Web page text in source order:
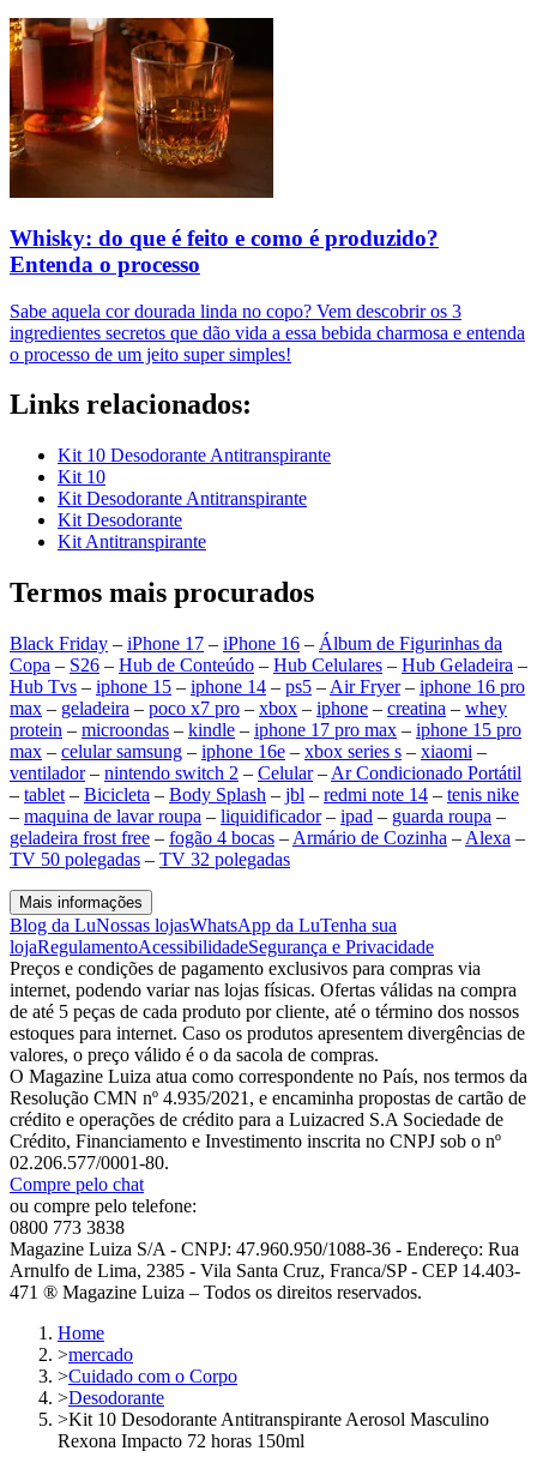
Whisky: do que é feito e como é produzido?
Entenda o processo
Sabe aquela cor dourada linda no copo? Vem descobrir os 3
ingredientes secretos que dão vida a essa bebida charmosa e entenda
o processo de um jeito super simples!
Links relacionados:
Kit 10 Desodorante Antitranspirante
Kit 10
Kit Desodorante Antitranspirante
Kit Desodorante
Kit Antitranspirante
Termos mais procurados
Black Friday – iPhone 17 – iPhone 16 – Álbum de Figurinhas da
Copa – S26 – Hub de Conteúdo – Hub Celulares – Hub Geladeira –
Hub Tvs – iphone 15 – iphone 14 – ps5 – Air Fryer– iphone 16 pro
max – geladeira – poco x7 pro – xbox – iphone – creatina – whey
protein – microondas – kindle – iphone 17 pro max – iphone 15 pro
max – celular samsung – iphone 16e – xbox series s – xiaomi –
ventilador– nintendo switch 2 – Celular– Ar Condicionado Portátil
– tablet – Bicicleta – Body Splash – jbl – redmi note 14 – tenis nike
– maquina de lavar roupa – liquidificador– ipad – guarda roupa –
geladeira frost free – fogão 4 bocas – Armário de Cozinha – Alexa –
TV 50 polegadas – TV 32 polegadas
Mais informações
Blog da LuNossas lojasWhatsApp da LuTenha sua
lojaRegulamentoAcessibilidadeSegurança e Privacidade
Preços e condições de pagamento exclusivos para compras via
internet, podendo variar nas lojas físicas. Ofertas válidas na compra
de até 5 peças de cada produto por cliente, até o término dos nossos
estoques para internet. Caso os produtos apresentem divergências de
valores, o preço válido é o da sacola de compras.
O Magazine Luiza atua como correspondente no País, nos termos da
Resolução CMN nº 4.935/2021, e encaminha propostas de cartão de
crédito e operações de crédito para a Luizacred S.A Sociedade de
Crédito, Financiamento e Investimento inscrita no CNPJ sob o nº
02.206.577/0001-80.
Compre pelo chat
ou compre pelo telefone:
0800 773 3838
Magazine Luiza S/A - CNPJ: 47.960.950/1088-36 - Endereço: Rua
Arnulfo de Lima, 2385 - Vila Santa Cruz, Franca/SP - CEP 14.403-
471 ® Magazine Luiza – Todos os direitos reservados.
Home
>mercado
>Cuidado com o Corpo
>Desodorante
>Kit 10 Desodorante Antitranspirante Aerosol Masculino
Rexona Impacto 72 horas 150ml